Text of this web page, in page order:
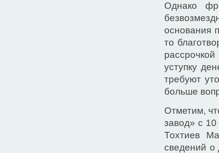
Однако
основания
то
уступку
требуют
больше
Отметим,
завод» с
Тохтиев
сведений о